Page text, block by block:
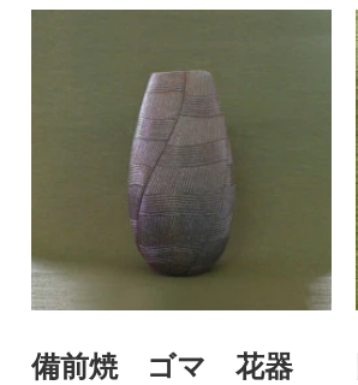
備前焼 ゴマ 花器